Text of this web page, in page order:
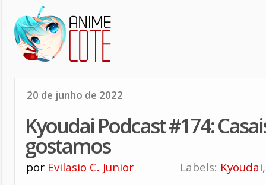
20 de junho de 2022
Kyoudai Podcast #174:
gostamos
por Evilasio C. Junior Labels: Kyoudai